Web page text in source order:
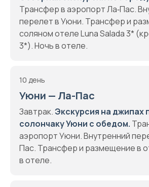
Трансфер в аэропорт Ла‑Пас.
перелет в Уюни. Трансфер и
соляном отеле Luna Salada 3*
3*). Ночь в отеле.
10 день
Уюни — Ла-Пас
Завтрак.Экскурсия на джипах
солончаку Уюни с обедом.
аэропорт Уюни. Внутренний
Пас. Трансфер и размещение в
в отеле.